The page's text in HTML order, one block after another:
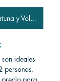
Traslado privado a La Fortuna y Volcán Arenal
ideales
personas.